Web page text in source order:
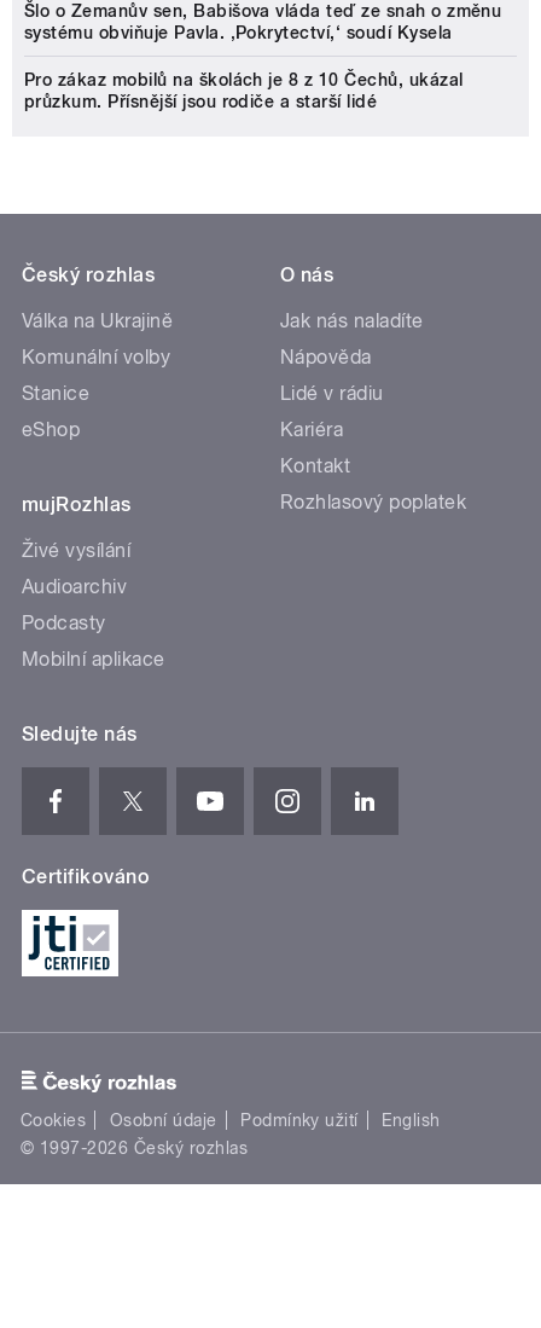
Šlo o Zemanův sen, Babišova vláda teď ze snah o změnu
systému obviňuje Pavla. ‚Pokrytectví,‘ soudí Kysela
Pro zákaz mobilů na školách je 8 z 10 Čechů, ukázal
průzkum. Přísnější jsou rodiče a starší lidé
Český rozhlas
Válka na Ukrajině
Komunální volby
Stanice
eShop
mujRozhlas
Živé vysílání
Audioarchiv
Podcasty
Mobilní aplikace
O nás
Jak nás naladíte
Nápověda
Lidé v rádiu
Kariéra
Kontakt
Rozhlasový poplatek
Sledujte nás
Certifikováno
Cookies Osobní údaje Podmínky užití
English
© 1997-2026 Český rozhlas